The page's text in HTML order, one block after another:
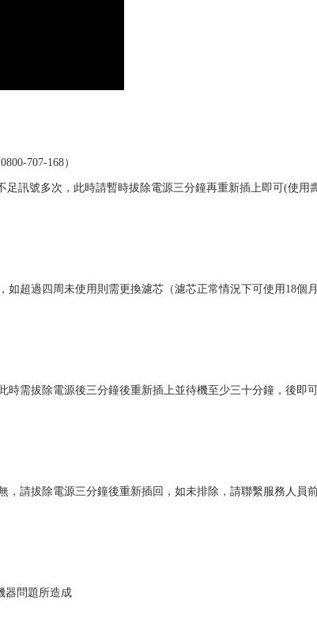
707-168）​
足訊號多次，此時請暫時拔除電源三分鐘再重新插上即可(使用
如超過四周未使用則需更換濾芯（濾芯正常情況下可使用18個
需拔除電源後三分鐘後重新插上並待機至少三十分鐘，後即
請拔除電源三分鐘後重新插回，如未排除，請聯繫服務人員
器問題所造成